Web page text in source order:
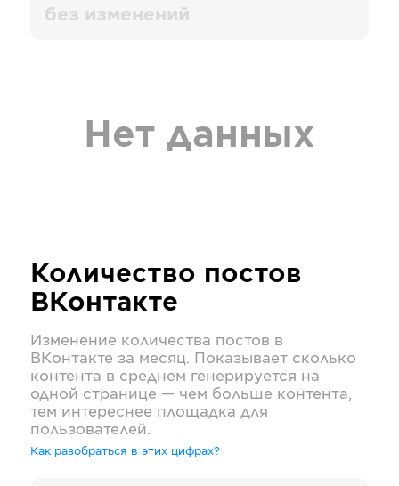
без изменений
Нет данных
Количество постов
ВКонтакте
Изменение количества постов в
ВКонтакте за месяц. Показывает сколько
контента в среднем генерируется на
одной странице — чем больше контента,
тем интереснее площадка для
пользователей.
Как разобраться в этих цифрах?